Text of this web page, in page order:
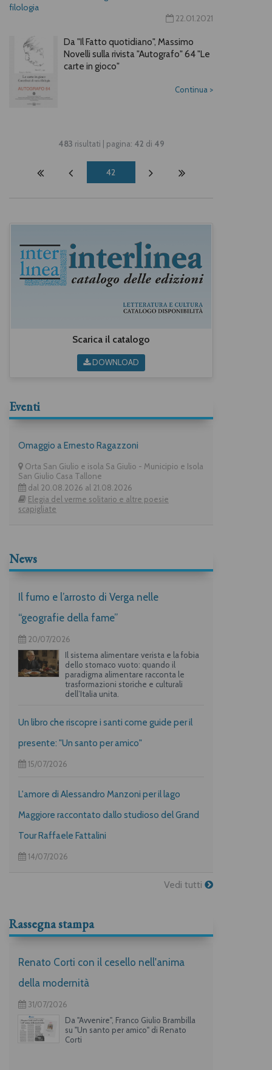
filologia
22.01.2021
Da "Il Fatto quotidiano", Massimo
Novelli sulla rivista "Autografo" 64 "Le
carte in gioco"
Continua >
483 risultati | pagina: 42 di 49
42
Scarica il catalogo
DOWNLOAD
Eventi
Omaggio a Ernesto Ragazzoni
Orta San Giulio e isola Sa Giulio - Municipio e Isola
San Giulio Casa Tallone
dal 20.08.2026 al 21.08.2026
Elegia del verme solitario e altre poesie
scapigliate
News
Il fumo e l’arrosto di Verga nelle
“geografie della fame”
20/07/2026
Il sistema alimentare verista e la fobia
dello stomaco vuoto: quando il
paradigma alimentare racconta le
trasformazioni storiche e culturali
dell’Italia unita.
Un libro che riscopre i santi come guide per il
presente: "Un santo per amico"
15/07/2026
L'amore di Alessandro Manzoni per il lago
Maggiore raccontato dallo studioso del Grand
Tour Raffaele Fattalini
14/07/2026
Vedi tutti
Rassegna stampa
Renato Corti con il cesello nell'anima
della modernità
31/07/2026
Da "Avvenire", Franco Giulio Brambilla
su "Un santo per amico" di Renato
Corti